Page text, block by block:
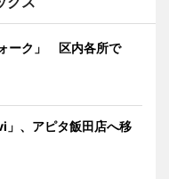
ーク」 区内各所で
」、アピタ飯田店へ移